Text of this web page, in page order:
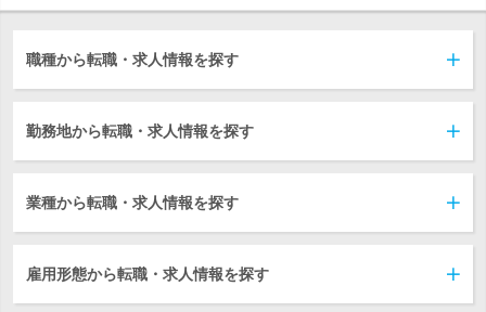
職種から転職・求人情報を探す
勤務地から転職・求人情報を探す
業種から転職・求人情報を探す
雇用形態から転職・求人情報を探す